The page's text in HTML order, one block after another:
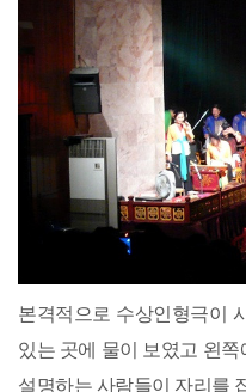
본격적으로 수상인형극이
있는 곳에 물이 보였고 왼
설명하는 사람들이 자리를